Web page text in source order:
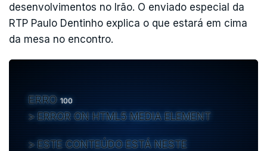
desenvolvimentos no Irão. O enviado especial da
RTP Paulo Dentinho explica o que estará em cima
da mesa no encontro.
ERRO100
ERROR ON HTML5 MEDIA ELEMENT
ESTE CONTEÚDO ESTÁ NESTE